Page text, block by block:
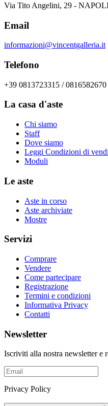
Via Tito Angelini, 29 -
Email
informazioni@vincentgalleria.it
Telefono
+39 0813723315 / 0816582670
La casa d'aste
Chi siamo
Staff
Dove siamo
Leggi Condizioni di
Moduli
Le aste
Aste in corso
Aste archiviate
Mostre
Servizi
Comprare
Vendere
Come partecipare
Registrazione
Termini e condizioni
Informativa Privacy
Contatti
Newsletter
Iscriviti alla nostra newsletter e
Privacy Policy